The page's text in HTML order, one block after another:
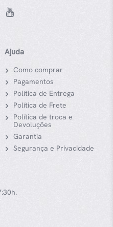
Ajuda
Como comprar
Pagamentos
Política de Entrega
Política de Frete
Política de troca e
Devoluções
Garantia
Segurança e Privacidade